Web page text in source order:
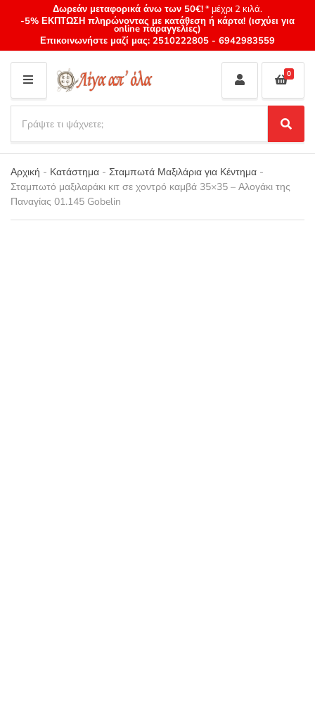
Δωρεάν μεταφορικά άνω των 50€!* μέχρι 2 κιλά.
-5% ΕΚΠΤΩΣΗ πληρώνοντας με κατάθεση ή κάρτα! (ισχύει για
online παραγγελίες)
Επικοινωνήστε μαζί μας: 2510222805 - 6942983559
M
E
N
U
Category
name
a
r
c
h
p
r
S
e
a
c
0
Αρχική - Κατάστημα - Σταμπωτά Μαξιλάρια για Κέντημα -
Σταμπωτό μαξιλαράκι κιτ σε χοντρό καμβά 35×35 – Αλογάκι της
Παναγίας 01.145 Gobelin